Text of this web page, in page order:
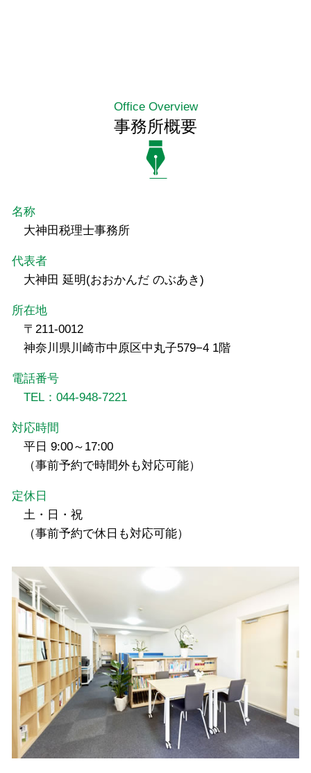
Office Overview
事務所概要
名称
大神田税理士事務所
代表者
大神田 延明(おおかんだ のぶあき)
所在地
〒211-0012
神奈川県川崎市中原区中丸子579−4 1階
電話番号
TEL：044-948-7221
対応時間
平日 9:00～17:00
（事前予約で時間外も対応可能）
定休日
土・日・祝
（事前予約で休日も対応可能）